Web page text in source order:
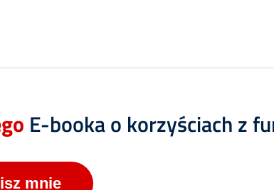
E-booka o korzyściach z
mnie